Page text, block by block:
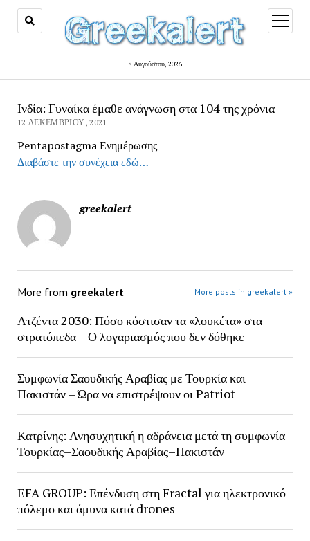
8 Αυγούστου, 2026
open
menu
Ινδία: Γυναίκα έμαθε ανάγνωση στα 104 της χρόνια
12 ΔΕΚΕΜΒΡΊΟΥ, 2021
Pentapostagma Ενημέρωσης
Διαβάστε την συνέχεια εδώ…
greekalert
More from greekalert More posts in greekalert »
Ατζέντα 2030: Πόσο κόστισαν τα «λουκέτα» στα
στρατόπεδα – Ο λογαριασμός που δεν δόθηκε
Συμφωνία Σαουδικής Αραβίας με Τουρκία και
Πακιστάν – Ώρα να επιστρέψουν οι Patriot
Κατρίνης: Ανησυχητική η αδράνεια μετά τη συμφωνία
Τουρκίας–Σαουδικής Αραβίας–Πακιστάν
EFA GROUP: Επένδυση στη Fractal για ηλεκτρονικό
πόλεμο και άμυνα κατά drones